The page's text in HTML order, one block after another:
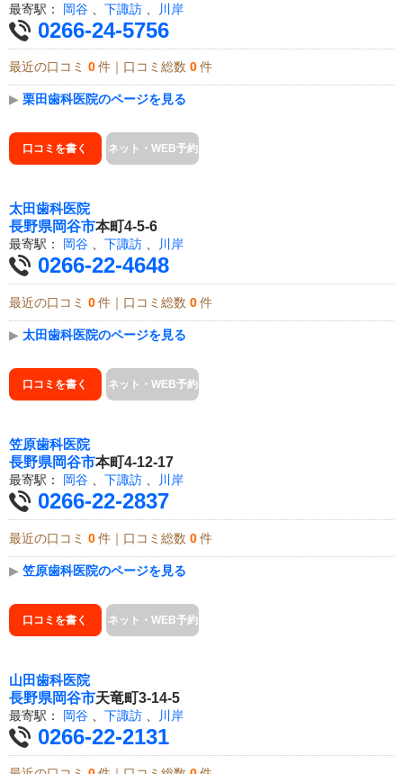
最寄駅： 岡谷 下諏訪 川岸
0266-24-5756
最近の口コミ 0 件｜口コミ総数 0 件
▶ 栗田歯科医院のページを見る
口コミを書く ネット・WEB予約
太田歯科医院
長野県岡谷市本町4-5-6
最寄駅： 岡谷 、 下諏訪 、 川岸
0266-22-4648
最近の口コミ 0 件｜口コミ総数 0 件
▶ 太田歯科医院のページを見る
口コミを書く ネット・WEB予約
笠原歯科医院
長野県岡谷市本町4-12-17
最寄駅： 岡谷 下諏訪 川岸
0266-22-2837
最近の口コミ 0 件｜口コミ総数 0 件
▶ 笠原歯科医院のページを見る
口コミを書く ネット・WEB予約
山田歯科医院
長野県岡谷市天竜町3-14-5
最寄駅： 岡谷 下諏訪 川岸
0266-22-2131